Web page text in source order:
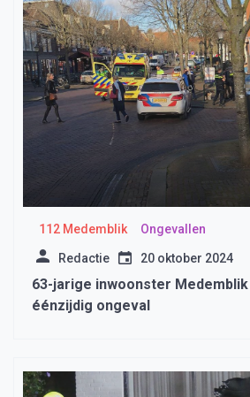
112 Medemblik Ongevallen
Redactie 20 oktober 2024
63-jarige inwoonster
éénzijdig ongeval